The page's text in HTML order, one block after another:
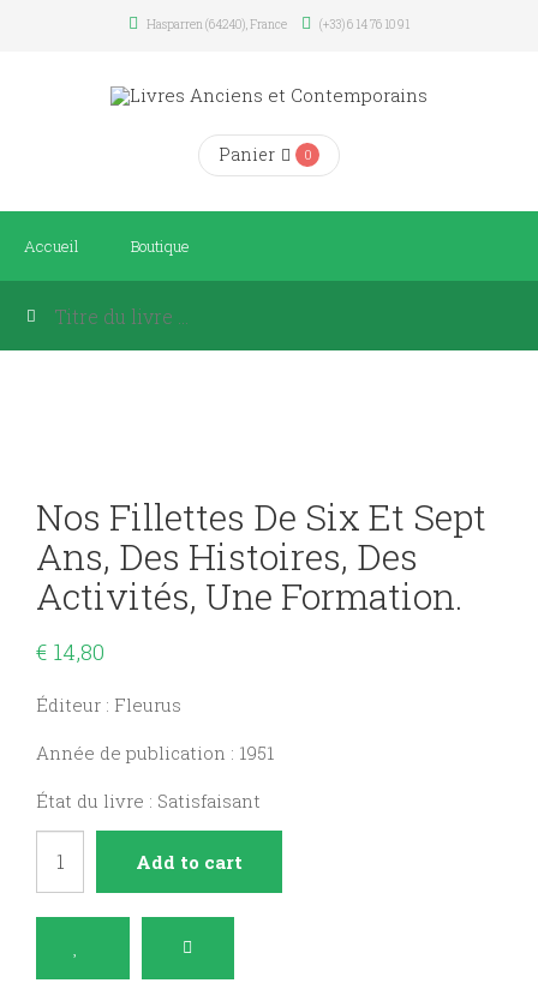
Hasparren (64240), France (+33) 6 14 76 10 91
Panier 0
Accueil Boutique
Nos Fillettes De Six Et Sept
Ans, Des Histoires, Des
Activités, Une Formation.
€ 14,80
Éditeur : Fleurus
Année de publication : 1951
État du livre : Satisfaisant
de
Add to cart